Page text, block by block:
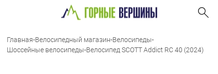
Главная-Велосипедный магазин-Велосипеды-
Шоссейные велосипеды-Велосипед SCOTT Addict RC 40 (2024)